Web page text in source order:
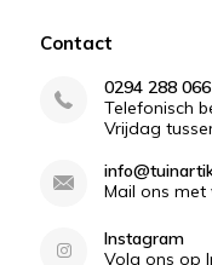
Contact
0294 288 066
Telefonisch
Vrijdag
Mail ons
Instagram
Volg ons op